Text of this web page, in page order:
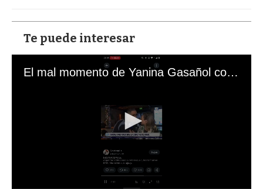
Te puede interesar
El mal momento de Yanina Gasañol con un hincha argentino en "Subrayado"